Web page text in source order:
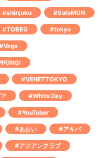
#shinjuku #SoloMON
#TOBEG #tokyo
#Vega
#VENETTOKYO
#White Day
#YouTuber
#あおい #アキバ
#アジアンクラブ